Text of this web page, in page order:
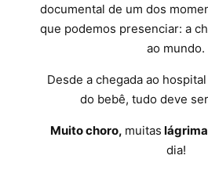
documental de um dos
que podemos presenciar: a
ao mundo.
Desde a chegada ao
do bebê, tudo deve
Muito choro, muitas
dia!